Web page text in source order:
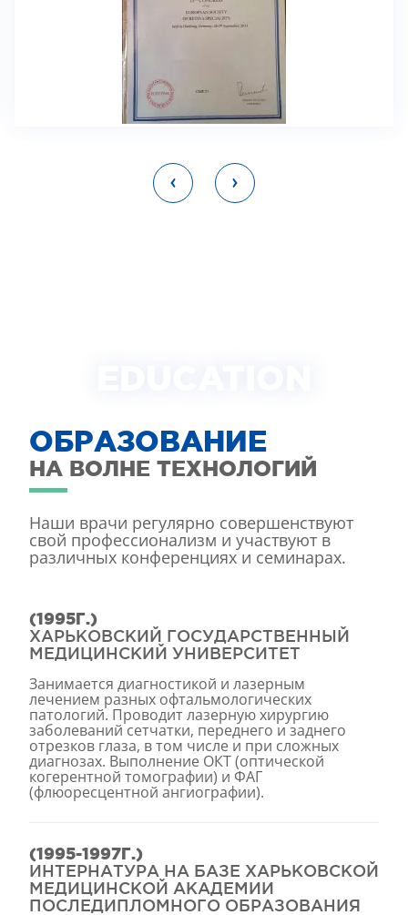
ОБРАЗОВАНИЕ
НА ВОЛНЕ ТЕХНОЛОГИЙ
Наши врачи регулярно совершенствуют
свой профессионализм и участвуют в
различных конференциях и семинарах.
(1995Г.)
ХАРЬКОВСКИЙ ГОСУДАРСТВЕННЫЙ
МЕДИЦИНСКИЙ УНИВЕРСИТЕТ
Занимается диагностикой и лазерным
лечением разных офтальмологических
патологий. Проводит лазерную хирургию
заболеваний сетчатки, переднего и заднего
отрезков глаза, в том числе и при сложных
диагнозах. Выполнение ОКТ (оптической
когерентной томографии) и ФАГ
(флюоресцентной ангиографии).
(1995-1997Г.)
ИНТЕРНАТУРА НА БАЗЕ ХАРЬКОВСКОЙ
МЕДИЦИНСКОЙ АКАДЕМИИ
ПОСЛЕДИПЛОМНОГО ОБРАЗОВАНИЯ